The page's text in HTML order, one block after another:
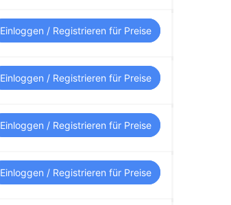
Einloggen / Registrieren für Preise
Einloggen / Registrieren für Preise
Einloggen / Registrieren für Preise
Einloggen / Registrieren für Preise